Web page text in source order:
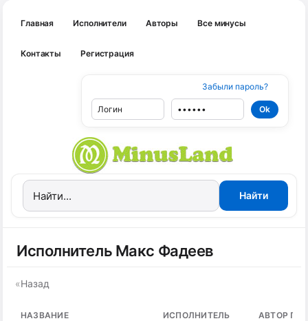
Главная Исполнители Авторы Все минусы
Контакты Регистрация
Забыли пароль?
Исполнитель Макс Фадеев
«Назад
НАЗВАНИЕ ИСПОЛНИТЕЛЬ АВТОР